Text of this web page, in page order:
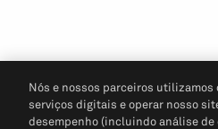
Nós e nossos parceiros utilizamos
serviços digitais e operar nosso
desempenho (incluindo análise